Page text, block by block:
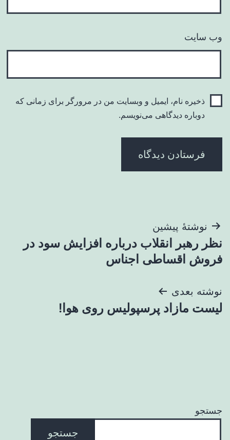
وب‌ سایت
ذخیره نام، ایمیل و وبسایت من در مرورگر برای زمانی که
دوباره دیدگاهی می‌نویسم.
راهبری
نوشته
نوشتهٔ پیشین
نظر رهبر انقلاب درباره افزایش سود در
فروش اقساطی اجناس
نوشته بعدی
لیست مازاد پرسپولیس روی هوا!
جستجو
جستجو